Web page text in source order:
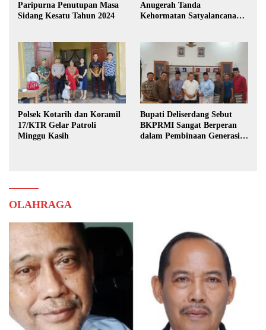
Paripurna Penutupan Masa
Sidang Kesatu Tahun 2024
Anugerah Tanda
Kehormatan Satyalancana
Polsek Kotarih dan Koramil
17/KTR Gelar Patroli
Minggu Kasih
Bupati Deliserdang Sebut
BKPRMI Sangat Berperan
dalam Pembinaan Generasi
OLAHRAGA